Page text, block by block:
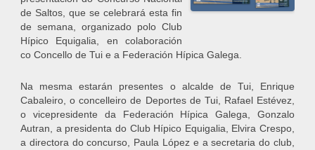
de Saltos, que se celebrará esta fin
de semana, organizado polo Club
Hípico Equigalia, en colaboración
co Concello de Tui e a Federación Hípica Galega.
Na mesma estarán presentes o alcalde de Tui, Enrique
Cabaleiro, o concelleiro de Deportes de Tui, Rafael Estévez,
o vicepresidente da Federación Hípica Galega, Gonzalo
Autran, a presidenta do Club Hípico Equigalia, Elvira Crespo,
a directora do concurso, Paula López e a secretaria do club,